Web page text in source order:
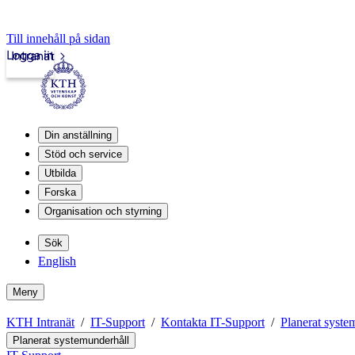
Till innehåll på sidan
Intranät
Logga in
Din anställning
Stöd och service
Utbilda
Forska
Organisation och styrning
Sök
English
Meny
KTH Intranät IT-Support Kontakta IT-Support Planerat
Planerat systemunderhåll